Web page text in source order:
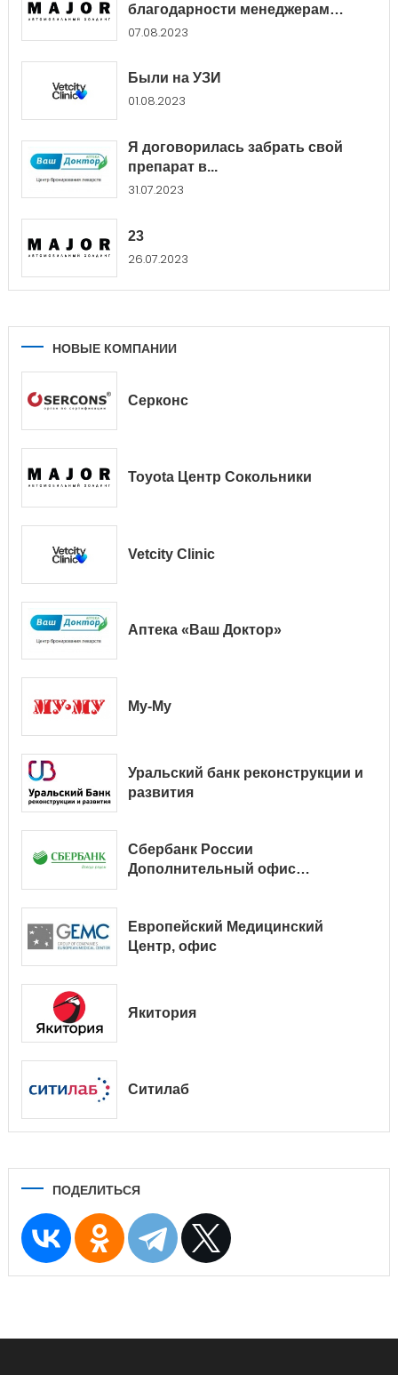
благодарности менеджерам
Major...
07.08.2023
Были на УЗИ
01.08.2023
Я договорилась забрать свой
препарат в...
31.07.2023
23
26.07.2023
НОВЫЕ КОМПАНИИ
Серконс
Toyota Центр Сокольники
Vetcity Clinic
Аптека «Ваш Доктор»
Му-Му
Уральский банк реконструкции и
развития
Сбербанк России
Дополнительный офис
Европейский Медицинский
Центр, офис
Якитория
Ситилаб
ПОДЕЛИТЬСЯ